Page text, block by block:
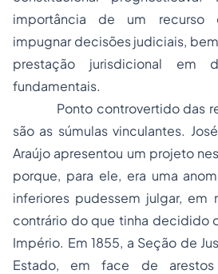
importância de um recurso
impugnar decisões judiciais,
prestação jurisdicional em
fundamentais.
Ponto controvertido das
são as súmulas vinculantes.
Araújo apresentou um projeto
porque, para ele, era uma
inferiores pudessem julgar,
contrário do que tinha decidido
Império. Em 1855, a Seção de
Estado, em face de arestos